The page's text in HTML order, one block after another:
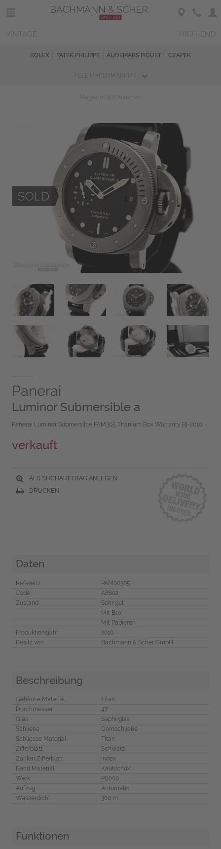
ROLEX PATEK PHILIPPE AUDEMARS PIGUET CZAPEK
Panerai
Luminor Submersible a
Panerai Luminor Submersible PAM305 Titanium Box Warranty Bj-2010
verkauft
ALS SUCHAUFTRAG ANLEGEN
DRUCKEN
Daten
Referenz
PAM00305
Code
A8602
Zustand
Sehr gut
Mit Box
Mit Papieren
Produktionsjahr
2010
Besitz von
Bachmann & Scher GmbH
Beschreibung
Gehäuse Material
Titan
Durchmesser
47
Glas
Saphirglas
Schließe
Dornschließe
Schliesse Material
Titan
Zifferblatt
Schwarz
Zahlen Zifferblatt
Index
Band Material
Kautschuk
Werk
P.9000
Aufzug
Automatik
Wasserdicht
300 m
Funktionen